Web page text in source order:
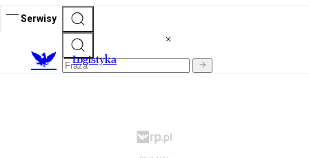
Serwisy
Logistyka